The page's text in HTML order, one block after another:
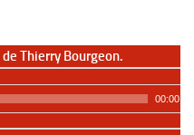
Thierry Bourgeon.
00:00